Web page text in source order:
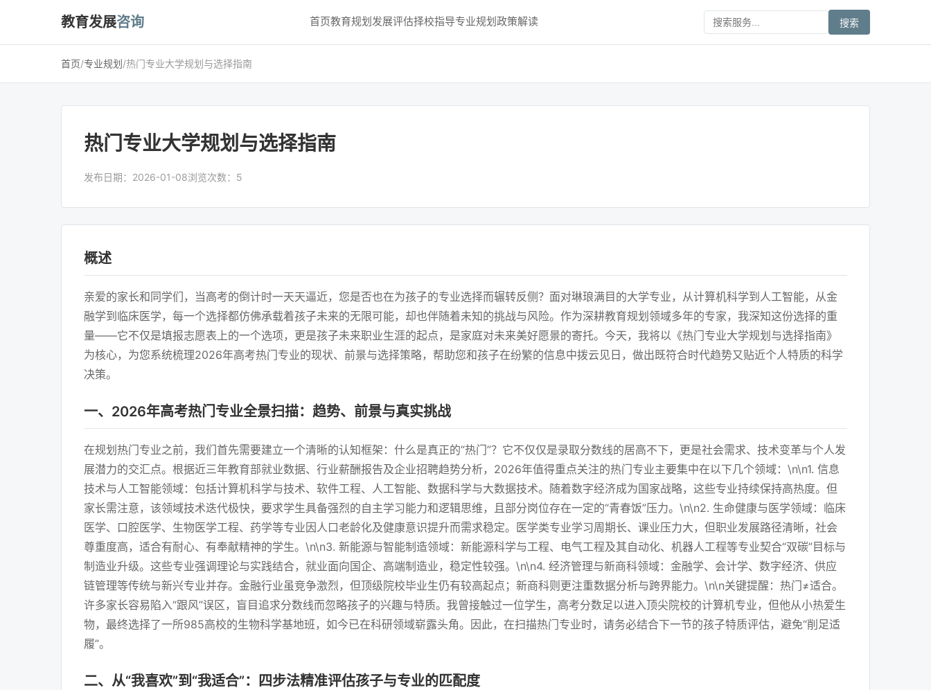
教育发展咨询 首页教育规划发展评估择校指导专业规划政策解读 搜索
首页/专业规划/热门专业大学规划与选择指南
热门专业大学规划与选择指南
发布日期：2026-01-08浏览次数：5
概述
亲爱的家长和同学们，当高考的倒计时一天天逼近，您是否也在为孩子的专业选择而辗转反侧？面对琳琅满目的大学专业，从计算机科学到人工智能，从金
融学到临床医学，每一个选择都仿佛承载着孩子未来的无限可能，却也伴随着未知的挑战与风险。作为深耕教育规划领域多年的专家，我深知这份选择的重
量——它不仅是填报志愿表上的一个选项，更是孩子未来职业生涯的起点，是家庭对未来美好愿景的寄托。今天，我将以《热门专业大学规划与选择指南》
为核心，为您系统梳理2026年高考热门专业的现状、前景与选择策略，帮助您和孩子在纷繁的信息中拨云见日，做出既符合时代趋势又贴近个人特质的科学
决策。
一、2026年高考热门专业全景扫描：趋势、前景与真实挑战
在规划热门专业之前，我们首先需要建立一个清晰的认知框架：什么是真正的“热门”？它不仅仅是录取分数线的居高不下，更是社会需求、技术变革与个人发
展潜力的交汇点。根据近三年教育部就业数据、行业薪酬报告及企业招聘趋势分析，2026年值得重点关注的热门专业主要集中在以下几个领域：\n\n1. 信息
技术与人工智能领域：包括计算机科学与技术、软件工程、人工智能、数据科学与大数据技术。随着数字经济成为国家战略，这些专业持续保持高热度。但
家长需注意，该领域技术迭代极快，要求学生具备强烈的自主学习能力和逻辑思维，且部分岗位存在一定的“青春饭”压力。\n\n2. 生命健康与医学领域：临床
医学、口腔医学、生物医学工程、药学等专业因人口老龄化及健康意识提升而需求稳定。医学类专业学习周期长、课业压力大，但职业发展路径清晰，社会
尊重度高，适合有耐心、有奉献精神的学生。\n\n3. 新能源与智能制造领域：新能源科学与工程、电气工程及其自动化、机器人工程等专业契合“双碳”目标与
制造业升级。这些专业强调理论与实践结合，就业面向国企、高端制造业，稳定性较强。\n\n4. 经济管理与新商科领域：金融学、会计学、数字经济、供应
链管理等传统与新兴专业并存。金融行业虽竞争激烈，但顶级院校毕业生仍有较高起点；新商科则更注重数据分析与跨界能力。\n\n关键提醒：热门≠适合。
许多家长容易陷入“跟风”误区，盲目追求分数线而忽略孩子的兴趣与特质。我曾接触过一位学生，高考分数足以进入顶尖院校的计算机专业，但他从小热爱生
物，最终选择了一所985高校的生物科学基地班，如今已在科研领域崭露头角。因此，在扫描热门专业时，请务必结合下一节的孩子特质评估，避免“削足适
履”。
二、从“我喜欢”到“我适合”：四步法精准评估孩子与专业的匹配度